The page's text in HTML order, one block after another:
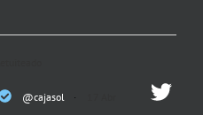
@cajasol ·